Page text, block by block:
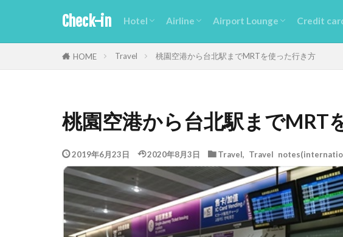
Check-in Hotel Airline Airport Lounge Credit
HOME Travel 桃園空港から台北駅までMRTを使った行き方
桃園空港から台北駅までMRT
2019年6月23日 2020年8月3日 Travel Travel